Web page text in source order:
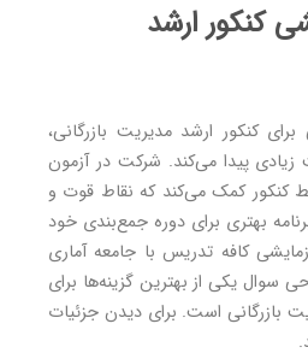
کنکور ارشد
کنکور ارشد مدیریت بازرگانی،
زیادی پیدا می‌کند. شرکت در آزمون
کنکور کمک می‌کند که نقاط قوت و
بهتری برای دوره جمع‌بندی خود
کافه ‌تدریس با جامعه آماری
سوال یکی از بهترین گزینه‌ها برای
بازرگانی است. برای دیدن جزئیات